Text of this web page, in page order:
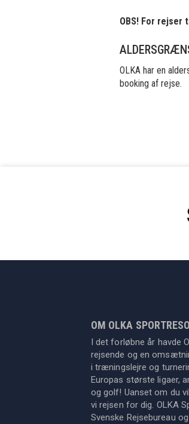
OBS! For rejser
OLKA har en
booking af rejse.
OM OLKA
I det forløbne år havde
rejsende og en
i træningslejre og
Europas største ligaer,
og golf! Uanset om du
vi rejsen for dig. OLKA
Svenske Rejsebureau